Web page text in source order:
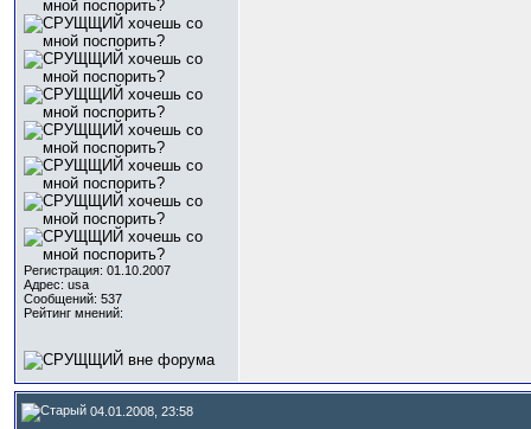
Регистрация: 01.10.2007
Адрес: usa
Сообщений: 537
Рейтинг мнений:
04.01.2008, 23:58